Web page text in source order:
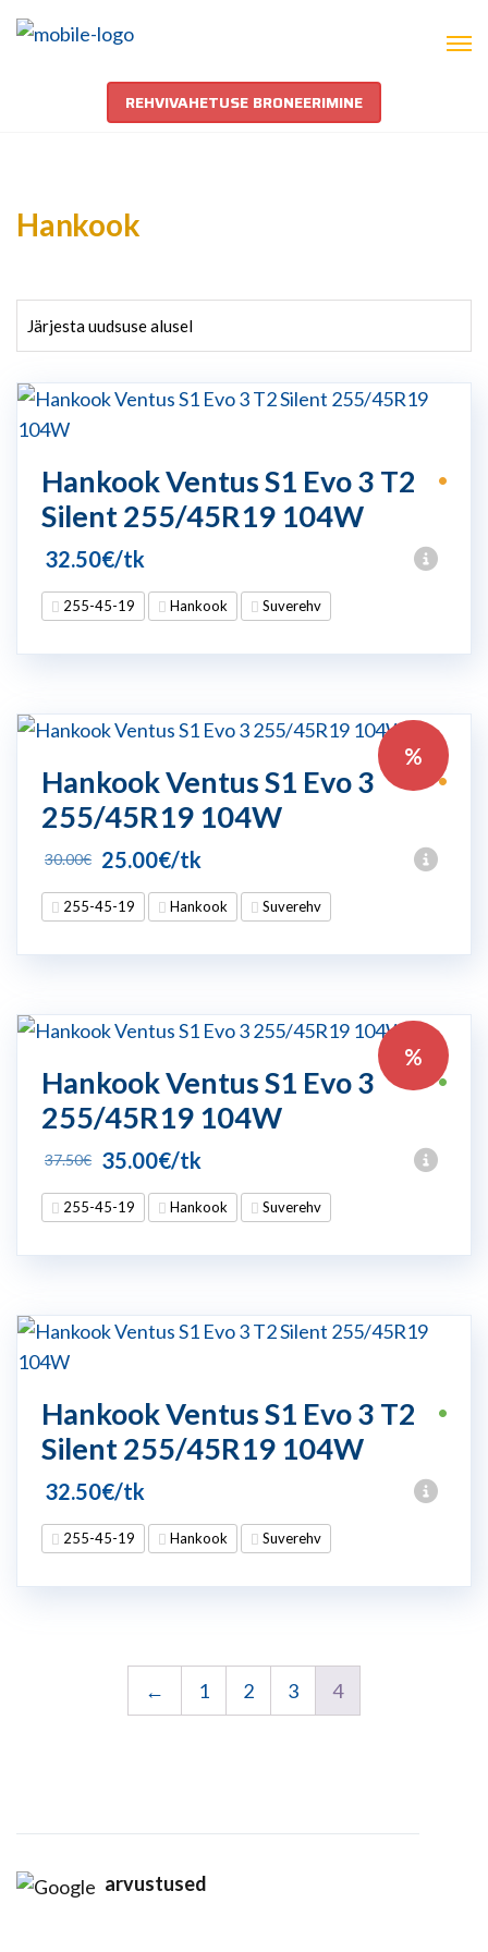
REHVIVAHETUSE BRONEERIMINE
Hankook
•
Hankook Ventus S1 Evo 3 T2
Silent 255/45R19 104W
32.50€/tk
255-45-19 Hankook Suverehv
%
•
Hankook Ventus S1 Evo 3
255/45R19 104W
30.00€ Algne
hind
oli:
30.00€.
25.00€Praegune
hind
on:
25.00€.
/tk
255-45-19 Hankook Suverehv
%
•
Hankook Ventus S1 Evo 3
255/45R19 104W
37.50€ Algne
hind
oli:
37.50€.
35.00€Praegune
hind
on:
35.00€.
/tk
255-45-19 Hankook Suverehv
•
Hankook Ventus S1 Evo 3 T2
Silent 255/45R19 104W
32.50€/tk
255-45-19 Hankook Suverehv
← 1 2 3 4
arvustused